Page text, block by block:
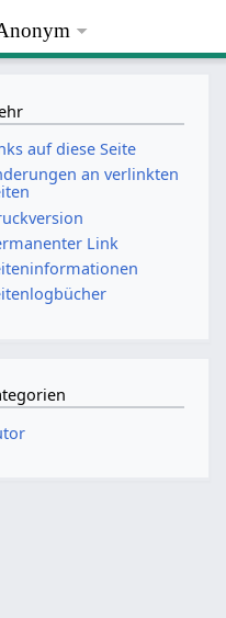
auf diese Seite
an verlinkten
Link